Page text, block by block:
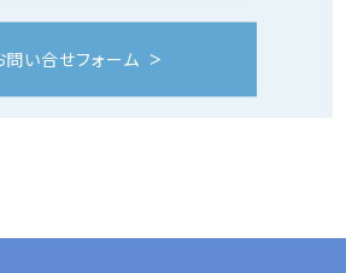
問い合せフォーム